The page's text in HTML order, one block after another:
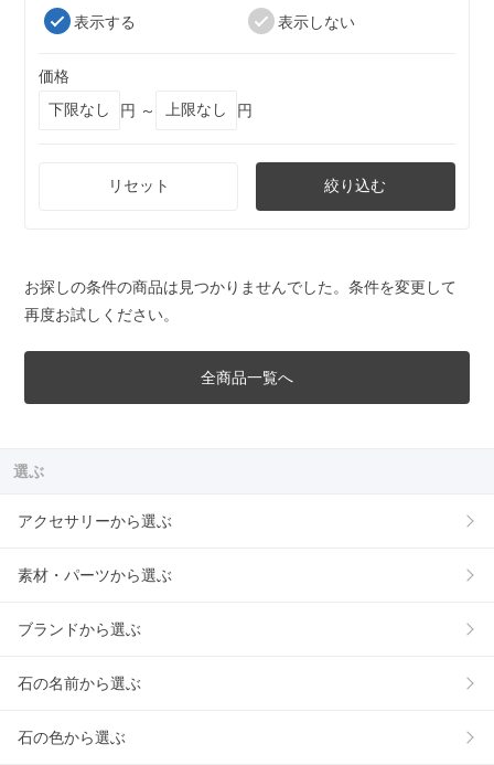
表示する
表示しない
価格
円 ～
円
リセット 絞り込む
お探しの条件の商品は見つかりませんでした。条件を変更して
再度お試しください。
全商品一覧へ
選ぶ
アクセサリーから選ぶ
素材・パーツから選ぶ
ブランドから選ぶ
石の名前から選ぶ
石の色から選ぶ